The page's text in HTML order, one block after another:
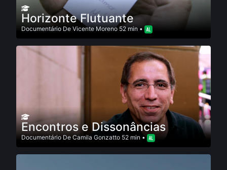
Horizonte Flutuante
Documentário De Vicente Moreno 52 min •
Encontros e Dissonâncias
Documentário De Camila Gonzatto 52 min •